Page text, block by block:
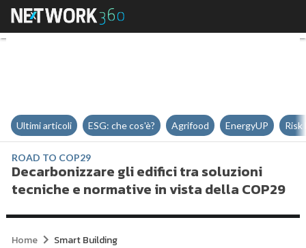
Decarbonizzare gli edifici tra
Ultimi articoli ESG: che cos'è? Agrifood EnergyUP Risk
ROAD TO COP29
Decarbonizzare gli edifici tra soluzioni
tecniche e normative in vista della COP29
Home Smart Building